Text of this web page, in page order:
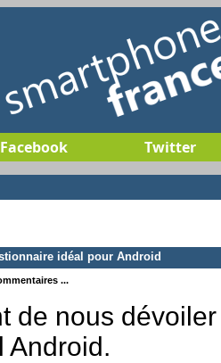
Facebook Twitter
idéal pour Android
...
de nous
Android.